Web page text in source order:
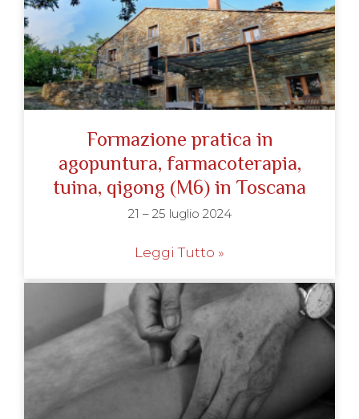
Formazione pratica in
agopuntura, farmacoterapia,
tuina, qigong (M6) in Toscana
21 – 25 luglio 2024
Leggi Tutto »